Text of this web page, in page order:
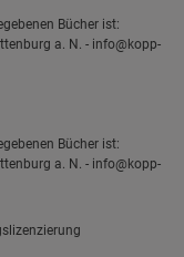
Bücher ist:
a. N. - info@kopp-
Bücher ist:
a. N. - info@kopp-